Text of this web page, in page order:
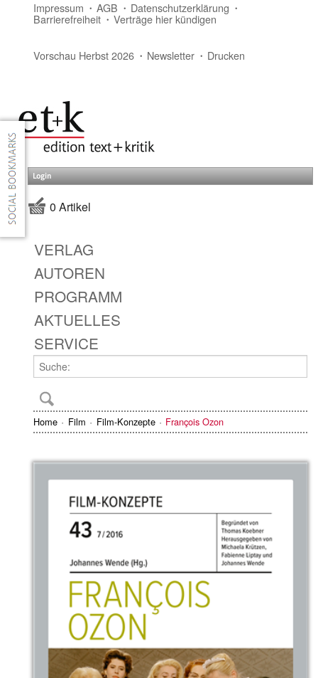
Impressum AGB Datenschutzerklärung
Barrierefreiheit Verträge hier kündigen
Vorschau Herbst 2026 Newsletter Drucken
Login
0 Artikel
VERLAG
AUTOREN
PROGRAMM
AKTUELLES
SERVICE
Home Film Film-Konzepte François Ozon